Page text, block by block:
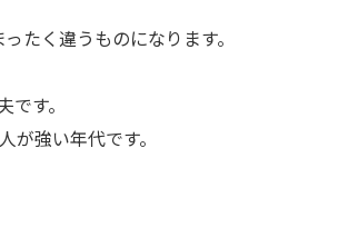
たく違うものになります。
です。
が強い年代です。